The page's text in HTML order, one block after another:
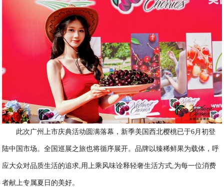
此次广州上市庆典活动圆满落幕，新季美国西北樱桃已于6月初登
陆中国市场。全国巡展之旅也将循序展开。品牌以臻稀鲜果为载体，呼
应大众对品质生活的追求,用上乘风味诠释轻奢生活方式,为每一位消费
者献上专属夏日的美好。